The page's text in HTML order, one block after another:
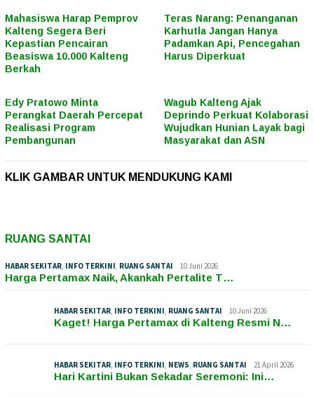
Mahasiswa Harap Pemprov
Kalteng Segera Beri
Kepastian Pencairan
Beasiswa 10.000 Kalteng
Berkah
Teras Narang: Penanganan
Karhutla Jangan Hanya
Padamkan Api, Pencegahan
Harus Diperkuat
Edy Pratowo Minta
Perangkat Daerah Percepat
Realisasi Program
Pembangunan
Wagub Kalteng Ajak
Deprindo Perkuat Kolaborasi
Wujudkan Hunian Layak bagi
Masyarakat dan ASN
KLIK GAMBAR UNTUK MENDUKUNG KAMI
RUANG SANTAI
HABAR SEKITAR, INFO TERKINI, RUANG SANTAI 10 Juni 2026
Harga Pertamax Naik, Akankah Pertalite T…
HABAR SEKITAR, INFO TERKINI, RUANG SANTAI 10 Juni 2026
Kaget! Harga Pertamax di Kalteng Resmi N…
HABAR SEKITAR, INFO TERKINI, NEWS, RUANG SANTAI 21 April 2026
Hari Kartini Bukan Sekadar Seremoni: Ini…